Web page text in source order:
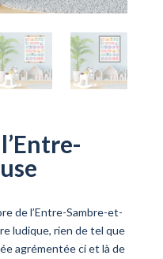
de l’Entre-Sambre-et-
ludique, rien de tel que
agrémentée ci et là de